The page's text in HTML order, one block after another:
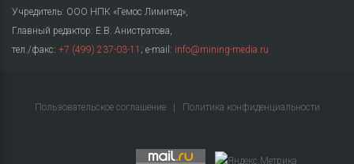
Учредитель: ООО НПК «Гемос Лимитед»,
Главный редактор: Е.В. Анистратова,
тел./факс: +7 (499) 237-03-11 ; e-mail: info@mining-media.ru
Пользовательское соглашение Политика конфиденциальности